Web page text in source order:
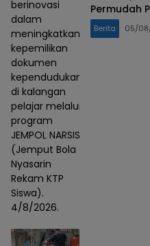
berinovasi
dalam
meningkatkan
kepemilikan
dokumen
kependudukan
di kalangan
pelajar melalui
program
JEMPOL NARSIS
(Jemput Bola
Nyasarin
Rekam KTP
Siswa).
4/8/2026.
Permudah
Berita 05/